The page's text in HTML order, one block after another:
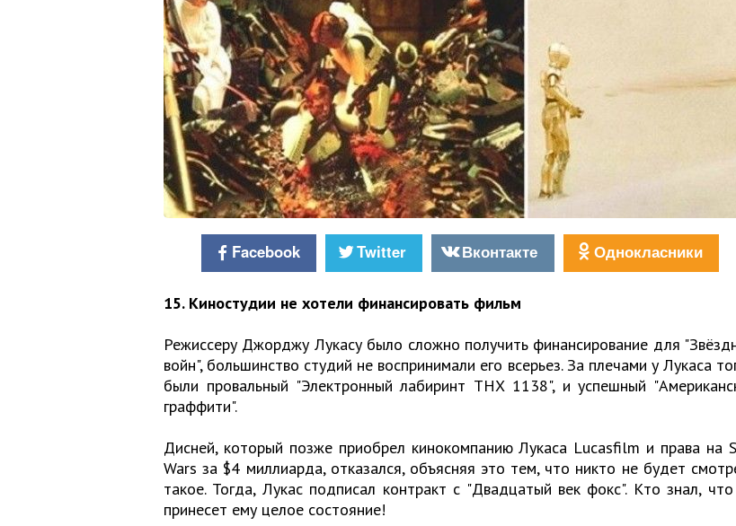
Facebook Twitter Вконтакте Однокласники
15. Киностудии не хотели финансировать фильм
Режиссеру Джорджу Лукасу было сложно получить финансирование для
войн", большинство студий не воспринимали его всерьез. За плечами у Лукаса
были провальный "Электронный лабиринт THX 1138", и успешный
граффити".
Дисней, который позже приобрел кинокомпанию Лукаса Lucasfilm и права на
Wars за $4 миллиарда, отказался, объясняя это тем, что никто не будет
такое. Тогда, Лукас подписал контракт с "Двадцатый век фокс". Кто знал,
принесет ему целое состояние!